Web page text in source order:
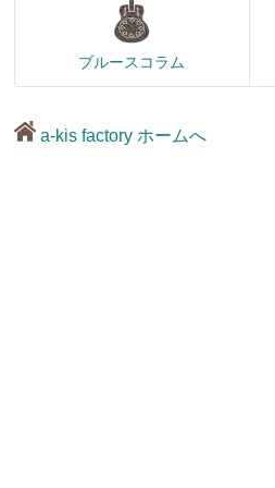
ブルースコラム
a-kis factory ホームへ